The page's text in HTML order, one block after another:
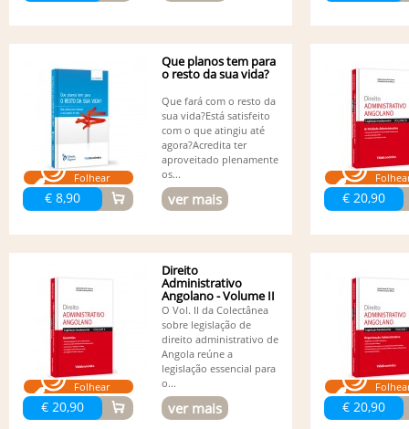
Folhear
€ 8,90
Que planos tem para
o resto da sua vida?
Que fará com o resto da
sua vida?Está satisfeito
com o que atingiu até
agora?Acredita ter
aproveitado plenamente
os...
ver mais € 20,90
Folhear
€ 20,90
Direito
Administrativo
Angolano - Volume II
- Garantias
O Vol. II da Colectânea
sobre legislação de
direito administrativo de
Angola reúne a
legislação essencial para
o...
ver mais € 20,90